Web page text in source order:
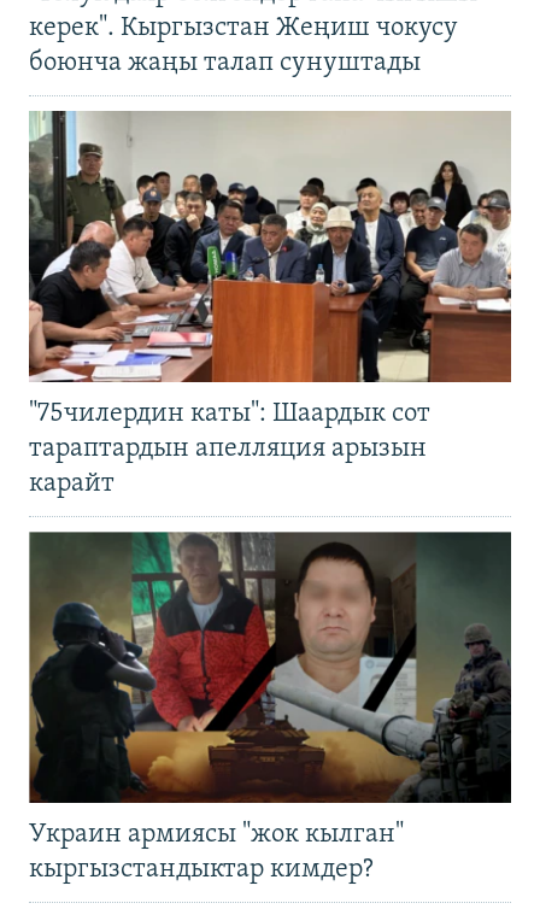
керек". Кыргызстан Жеңиш чокусу
боюнча жаңы талап сунуштады
"75чилердин каты": Шаардык сот
тараптардын апелляция арызын
карайт
Украин армиясы "жок кылган"
кыргызстандыктар кимдер?